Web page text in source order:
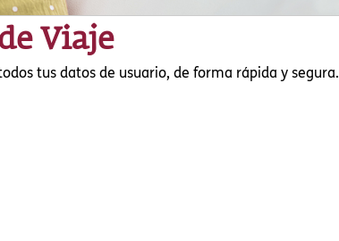
Viaje
tus datos de usuario, de forma rápida y segura.